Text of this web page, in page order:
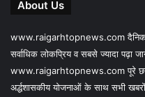
About Us
www.raigarhtopnews.com दैनिक
सर्वाधिक लोकप्रिय व सबसे ज्यादा पढ़ा
www.raigarhtopnews.com पूरे
अर्द्धशासकीय योजनाओं के साथ सभी